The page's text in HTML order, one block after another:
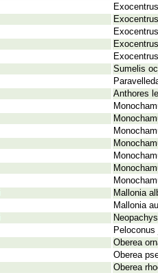
Sumelis
Anthores
Mallonia
Mallonia
Oberea
Oberea
Oberea